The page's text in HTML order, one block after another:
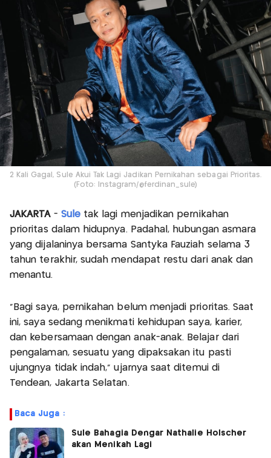
2 Kali Gagal, Sule Akui Tak Lagi Jadikan Pernikahan sebagai Prioritas.
(Foto: Instagram/@ferdinan_sule)
JAKARTA- Suletak lagi menjadikan pernikahan
prioritas dalam hidupnya. Padahal, hubungan asmara
yang dijalaninya bersama Santyka Fauziah selama 3
tahun terakhir, sudah mendapat restu dari anak dan
menantu.
“Bagi saya, pernikahan belum menjadi prioritas. Saat
ini, saya sedang menikmati kehidupan saya, karier,
dan kebersamaan dengan anak-anak. Belajar dari
pengalaman, sesuatu yang dipaksakan itu pasti
ujungnya tidak indah,” ujarnya saat ditemui di
Tendean, Jakarta Selatan.
Baca Juga :
Sule Bahagia Dengar Nathalie Holscher
akan Menikah Lagi